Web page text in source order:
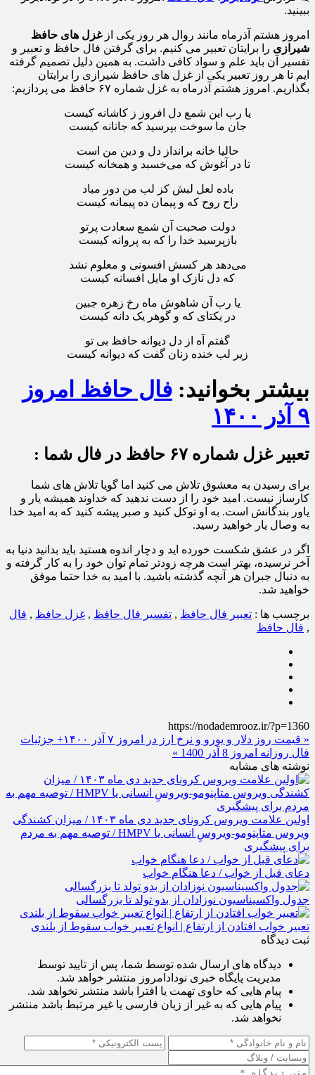
ببینید.
امروز هشتم آذرماه مانند روال هر روز یکی از غزل های حافظ
شیرازی را برایتان تعبیر می کنیم. برای گرفتن فال حافظ و تعبیر و
تفسیر آن باید علم و سواد کافی داشت. به همین دلیل تصمیم گرفته
ایم تا هر روز تعبیر یکی از غزل های حافظ شیرازی را برایتان
بگذاریم. امروز هشتم آذرماه به غزل شماره ۶۷ حافظ می پردازیم:
یا رب این شمع دل افروز ز کاشانه کیست
جان ما سوخت بپرسید که جانانه کیست
حالیا خانه برانداز دل و دین من است
تا در آغوش که می‌خسبد و همخانه کیست
باده لعل لبش کز لب من دور مباد
راح روح که و پیمان ده پیمانه کیست
دولت صحبت آن شمع سعادت پرتو
بازپرسید خدا را که به پروانه کیست
می‌دهد هر کسش افسونی و معلوم نشد
که دل نازک او مایل افسانه کیست
یا رب آن شاهوش ماه رخ زهره جبین
در یکتای که و گوهر یک دانه کیست
گفتم آه از دل دیوانه حافظ بی تو
زیر لب خنده زنان گفت که دیوانه کیست
بیشتر بخوانید: فال حافظ امروز
۹ آذر ۱۴۰۰
تعبیر غزل شماره ۶۷ حافظ در فال شما :
برای رسیدن به معشوق تلاش می کنید اما گویا تلاش های شما
کارساز نیست. امید خود را از دست ندهید که خداوند همیشه یار و
یاور بندگانش است. به او توکل کنید و صبر پیشه کنید که به امید خدا
به وصال یار خواهید رسید.
اگر در عشق شکست خورده اید و دچار اندوه هستید باید بدانید دنیا به
آخر نرسیده، بهتر است هرچه زودتر تمام توان خود را به کار گرفته و
به دنبال جبران هر آنچه گذشته باشید. با امید به خدا حتما موفق
خواهید شد.
برچسب ها : تعبیر فال حافظ , تفسیر فال حافظ , غزل حافظ , فال
, فال حافظ
https://nodademrooz.ir/?p=1360
« قیمت روز دلار و یورو و نرخ ارز در امروز ۷ آذر ۱۴۰۰+ جزئیات
فال روزانه امروز 8 آذر 1400 »
نوشته های مشابه
اولین علامت ویروس کرونای جدید دی ماه ۱۴۰۳ / میزان کشندگی
ویروس متاپنومو-ویروسِ انسانی یا HMPV / توصیه مهم به مردم
برای پیشگیری
دعای قبل از خواب / دعا هنگام خواب
جدول واکسیناسیون نوزادان از بدو تولد تا بزرگسالی
تعبیر خواب افتادن از ارتفاع | انواع تعبیر خواب سقوط از بلندی
ثبت دیدگاه
دیدگاه های ارسال شده توسط شما، پس از تایید توسط
مدیریت پایگاه خبری نودادامروز منتشر خواهد شد.
پیام هایی که حاوی تهمت یا افترا باشد منتشر نخواهد شد.
پیام هایی که به غیر از زبان فارسی یا غیر مرتبط باشد منتشر
نخواهد شد.